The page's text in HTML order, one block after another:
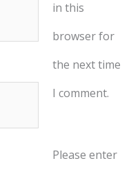
in this
browser for
the next time
I comment.
Please enter